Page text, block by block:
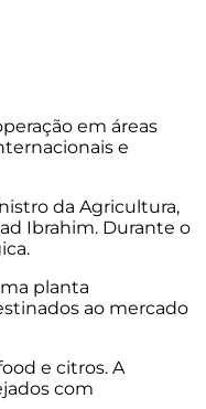
em áreas
e
da Agricultura,
Ibrahim. Durante o
planta
ao mercado
e citros. A
com